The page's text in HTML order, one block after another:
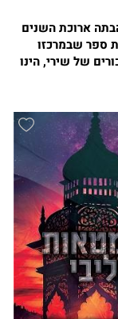
ארוכת השנים
ספר שבמרכזו
של שירי, הינו